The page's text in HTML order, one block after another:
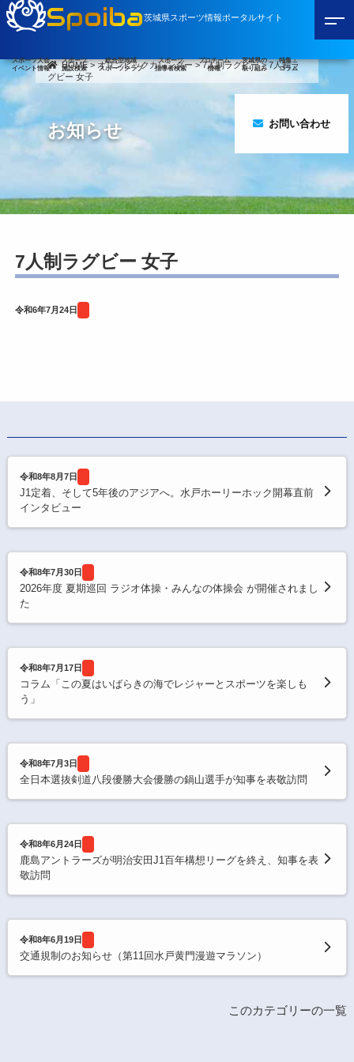
Spoiba茨城県スポーツ情報ポータルサイト
スポーツ大会
イベント情報
スポーツ
施設検索
総合型地域
スポーツクラブ
スポーツ
指導者検索
プロチーム
情報
茨城県の
取り組み
特集・
コラム
お問い合わせ
HOME>オリンピックカレンダー>7人制ラグビー>7人制ラ
グビー 女子
お知らせ
7人制ラグビー 女子
令和6年7月24日
令和8年8月7日
J1定着、そして5年後のアジアへ。水戸ホーリーホック開幕直前
インタビュー
令和8年7月30日
2026年度 夏期巡回 ラジオ体操・みんなの体操会 が開催されまし
た
令和8年7月17日
コラム「この夏はいばらきの海でレジャーとスポーツを楽しも
う」
令和8年7月3日
全日本選抜剣道八段優勝大会優勝の鍋山選手が知事を表敬訪問
令和8年6月24日
鹿島アントラーズが明治安田J1百年構想リーグを終え、知事を表
敬訪問
令和8年6月19日
交通規制のお知らせ（第11回水戸黄門漫遊マラソン）
このカテゴリーの一覧